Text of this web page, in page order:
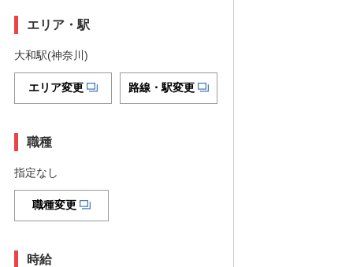
エリア・駅
大和駅(神奈川)
エリア変更 路線・駅変更
職種
指定なし
職種変更
時給